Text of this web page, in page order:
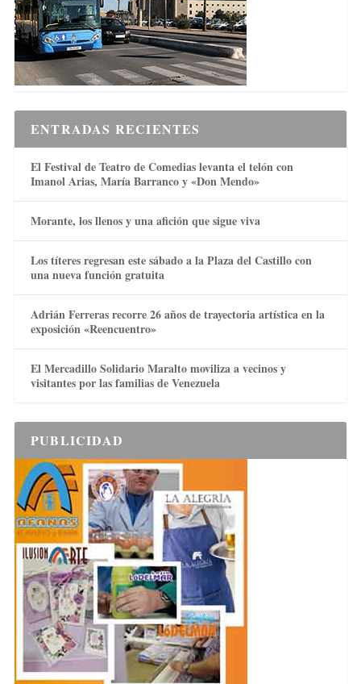
ENTRADAS RECIENTES
El Festival de Teatro de Comedias levanta el telón con
Imanol Arias, María Barranco y «Don Mendo»
Morante, los llenos y una afición que sigue viva
Los títeres regresan este sábado a la Plaza del Castillo con
una nueva función gratuita
Adrián Ferreras recorre 26 años de trayectoria artística en la
exposición «Reencuentro»
El Mercadillo Solidario Maralto moviliza a vecinos y
visitantes por las familias de Venezuela
PUBLICIDAD